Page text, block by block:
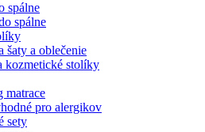
spálne
spálne
šaty a oblečenie
kozmetické stolíky
matrace
pro alergikov
sety